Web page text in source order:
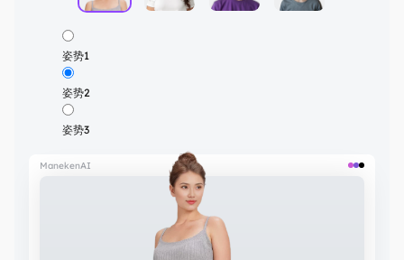
姿势1
姿势2
姿势3
ManekenAI